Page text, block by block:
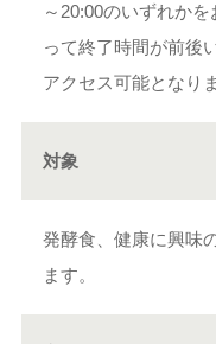
～20:00のいずれか
って終了時間が前後
アクセス可能となり
対象
発酵食、健康に興味
ます。